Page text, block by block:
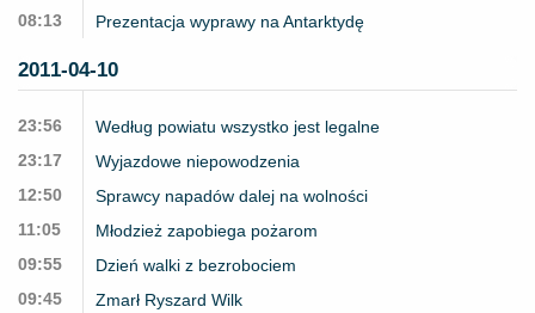
08:13
Prezentacja wyprawy na Antarktydę
2011-04-10
23:56
Według powiatu wszystko jest legalne
23:17
Wyjazdowe niepowodzenia
12:50
Sprawcy napadów dalej na wolności
11:05
Młodzież zapobiega pożarom
09:55
Dzień walki z bezrobociem
09:45
Zmarł Ryszard Wilk